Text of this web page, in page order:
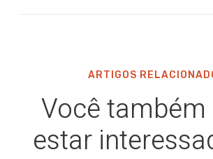
ARTIGOS
Você
estar